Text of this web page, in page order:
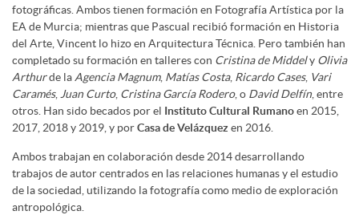
fotográficas. Ambos tienen formación en Fotografía Artística por la
EA de Murcia; mientras que Pascual recibió formación en Historia
del Arte, Vincent lo hizo en Arquitectura Técnica. Pero también han
completado su formación en talleres con Cristina de Middely Olivia
Arthurde la Agencia Magnum, Matías Costa, Ricardo Cases, Vari
Caramés, Juan Curto, Cristina García Rodero, o David Delfín, entre
otros. Han sido becados por el Instituto Cultural Rumanoen 2015,
2017, 2018 y 2019, y porCasa de Velázquez en 2016.
Ambos trabajan en colaboración desde 2014 desarrollando
trabajos de autor centrados en las relaciones humanas y el estudio
de la sociedad, utilizando la fotografía como medio de exploración
antropológica.